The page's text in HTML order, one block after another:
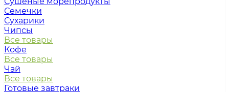
Семечки
Сухарики
Чипсы
Все товары
Кофе
Все товары
Чай
Все товары
Готовые завтраки